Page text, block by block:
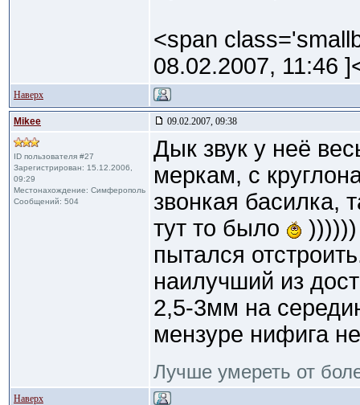
<span
08.02.2007, 11:46
Наверх
Mikee 09.02.2007, 09:38
ID пользователя #27
Зарегистрирован: 15.12.2006,
09:29
Местонахождение: Симферополь
Сообщений: 504
Дык звук у неё
меркам, с
звонкая басилка,
тут то было
))))))
пытался
наилучший из
2,5-3мм на
мензуре нифига
Лучше умереть от
Наверх